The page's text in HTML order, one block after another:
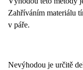
Zahříváním materiálu
v páře.
Nevýhodou je určitě